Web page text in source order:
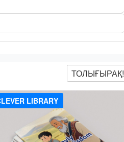
ТОЛЫҒЫРАҚ!
LIBRARY